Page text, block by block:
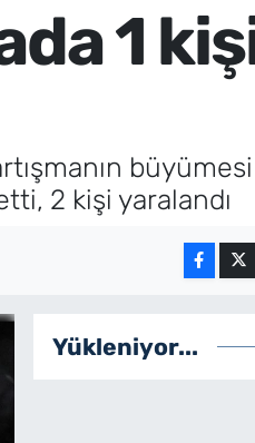
1
2 kişi yaralandı
Yükleniyor...